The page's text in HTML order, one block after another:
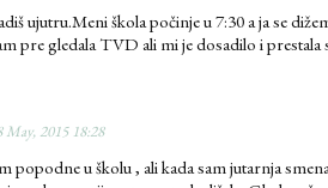
ujutru.Meni škola počinje u 7:30 a ja se
pre gledala TVD ali mi je dosadilo i prestala
May, 2015 18:28
popodne u školu , ali kada sam jutarnja